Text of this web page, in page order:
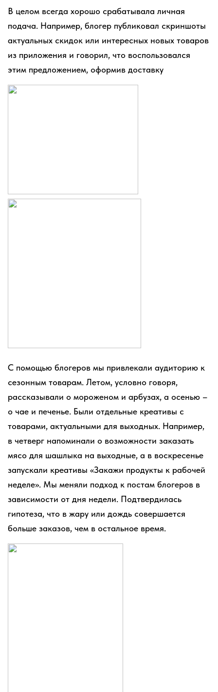
В целом всегда хорошо срабатывала личная
подача. Например, блогер публиковал скриншоты
актуальных скидок или интересных новых товаров
из приложения и говорил, что воспользовался
этим предложением, оформив доставку
С помощью блогеров мы привлекали аудиторию к
сезонным товарам. Летом, условно говоря,
рассказывали о мороженом и арбузах, а осенью –
о чае и печенье. Были отдельные креативы с
товарами, актуальными для выходных. Например,
в четверг напоминали о возможности заказать
мясо для шашлыка на выходные, а в воскресенье
запускали креативы «Закажи продукты к рабочей
неделе». Мы меняли подход к постам блогеров в
зависимости от дня недели. Подтвердилась
гипотеза, что в жару или дождь совершается
больше заказов, чем в остальное время.